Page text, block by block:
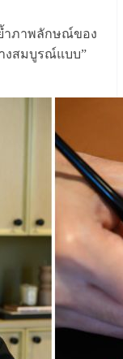
ำภาพลักษณ์ของ
งสมบูรณ์แบบ”